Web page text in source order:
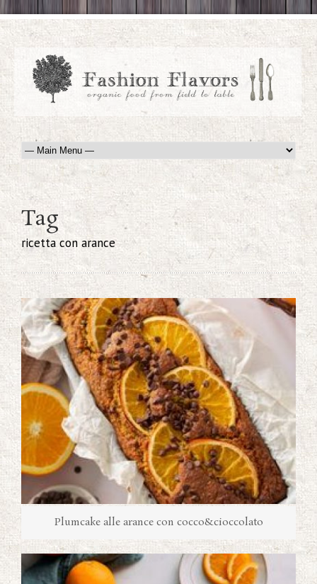
Tag
ricetta con arance
Plumcake alle arance con cocco&cioccolato